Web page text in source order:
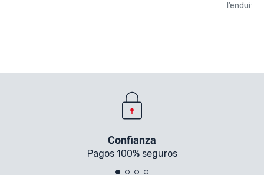
l’enduit à
Confianza
Pagos 100% seguros